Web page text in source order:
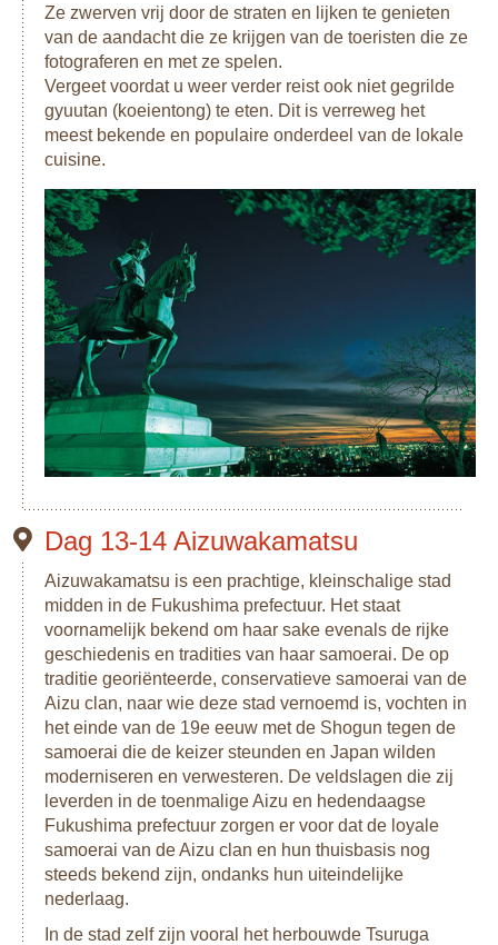
Ze zwerven vrij door de straten en lijken te genieten
van de aandacht die ze krijgen van de toeristen die ze
fotograferen en met ze spelen.
Vergeet voordat u weer verder reist ook niet gegrilde
gyuutan (koeientong) te eten. Dit is verreweg het
meest bekende en populaire onderdeel van de lokale
cuisine.
Dag 13-14 Aizuwakamatsu
Aizuwakamatsu is een prachtige, kleinschalige stad
midden in de Fukushima prefectuur. Het staat
voornamelijk bekend om haar sake evenals de rijke
geschiedenis en tradities van haar samoerai. De op
traditie georiënteerde, conservatieve samoerai van de
Aizu clan, naar wie deze stad vernoemd is, vochten in
het einde van de 19e eeuw met de Shogun tegen de
samoerai die de keizer steunden en Japan wilden
moderniseren en verwesteren. De veldslagen die zij
leverden in de toenmalige Aizu en hedendaagse
Fukushima prefectuur zorgen er voor dat de loyale
samoerai van de Aizu clan en hun thuisbasis nog
steeds bekend zijn, ondanks hun uiteindelijke
nederlaag.
In de stad zelf zijn vooral het herbouwde Tsuruga